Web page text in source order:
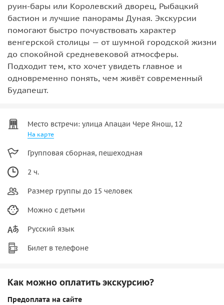
руин-бары или Королевский дворец, Рыбацкий
бастион и лучшие панорамы Дуная. Экскурсии
помогают быстро почувствовать характер
венгерской столицы — от шумной городской жизни
до спокойной средневековой атмосферы.
Подходит тем, кто хочет увидеть главное и
одновременно понять, чем живёт современный
Будапешт.
Место встречи: улица Апацаи Чере Янош, 12
На карте
Групповая сборная, пешеходная
2 ч.
Размер группы до 15 человек
Можно с детьми
Русский язык
Билет в телефоне
Как можно оплатить экскурсию?
Предоплата на сайте